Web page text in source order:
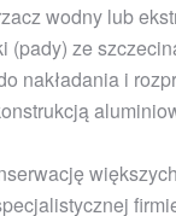
wodny lub
(pady) ze
nakładania i